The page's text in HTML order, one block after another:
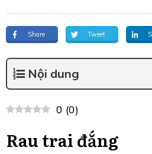
Share Tweet
Nội dung
0 (0)
Rau trai đắng